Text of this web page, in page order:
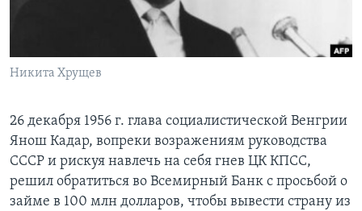
СОЦИАЛЬНЫЕ СЕТИ
Языки
Никита Хрущев
26 декабря 1956 г. глава социалистической Венгрии
Янош Кадар, вопреки возражениям руководства
СССР и рискуя навлечь на себя гнев ЦК КПСС,
решил обратиться во Всемирный Банк с просьбой о
займе в 100 млн долларов, чтобы вывести страну из